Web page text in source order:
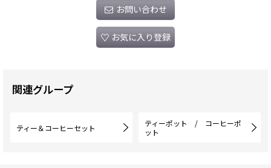
お問い合わせ
お気に入り登録
関連グループ
ティー＆コーヒーセット
ティーポット / コーヒーポ
ット